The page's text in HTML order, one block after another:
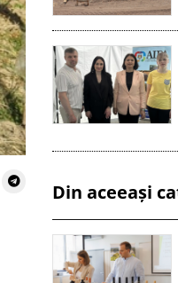
Din aceeași